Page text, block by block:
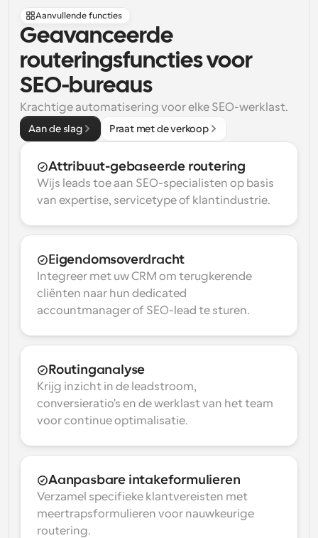
Aanvullende functies
Geavanceerde
routeringsfuncties voor
SEO-bureaus
Krachtige automatisering voor elke SEO-werklast.
Aan de slag Praat met de verkoop
Attribuut-gebaseerde routering
Wijs leads toe aan SEO-specialisten op basis
van expertise, servicetype of klantindustrie.
Eigendomsoverdracht
Integreer met uw CRM om terugkerende
cliënten naar hun dedicated
accountmanager of SEO-lead te sturen.
Routinganalyse
Krijg inzicht in de leadstroom,
conversieratio's en de werklast van het team
voor continue optimalisatie.
Aanpasbare intakeformulieren
Verzamel specifieke klantvereisten met
meertrapsformulieren voor nauwkeurige
routering.